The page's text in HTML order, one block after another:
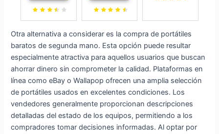
Windows 10
Gemini Lake
N4020, RAM
4GB / ROM
64GB, Teclado
en Español
Convertible
Portatil J4125
CPU 14.1'' IPS
FHD Screen
8GB LPDDR4
256GB SSD
Portatil USB
Bluetooth 4.2
HDMI WiFi
Doble Banda
RAM 128GB
ROM
Expansión
SSD 1TB,
Bluetooth 4.2
USB HDMI
Apoyo Ratón
Inalambrico &
Pegatinas
Teclado
Otra alternativa a considerar es la compra de portátiles
baratos de segunda mano. Esta opción puede resultar
especialmente atractiva para aquellos usuarios que buscan
ahorrar dinero sin comprometer la calidad. Plataformas en
línea como eBay o Wallapop ofrecen una amplia selección
de portátiles usados en excelentes condiciones. Los
vendedores generalmente proporcionan descripciones
detalladas del estado de los equipos, permitiendo a los
compradores tomar decisiones informadas. Al optar por